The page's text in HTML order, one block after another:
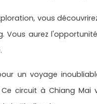
vous
Vous aurez
un voyage
circuit à Chiang